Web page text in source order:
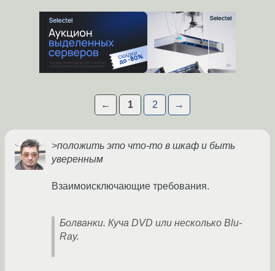
← 1 2 →
>положить это что-то в шкаф и быть
уверенным
Взаимоисключающие требования.
Болванки. Куча DVD или несколько Blu-
Ray.